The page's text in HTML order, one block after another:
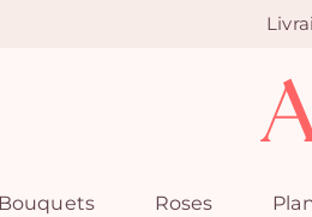
Bouquets Roses